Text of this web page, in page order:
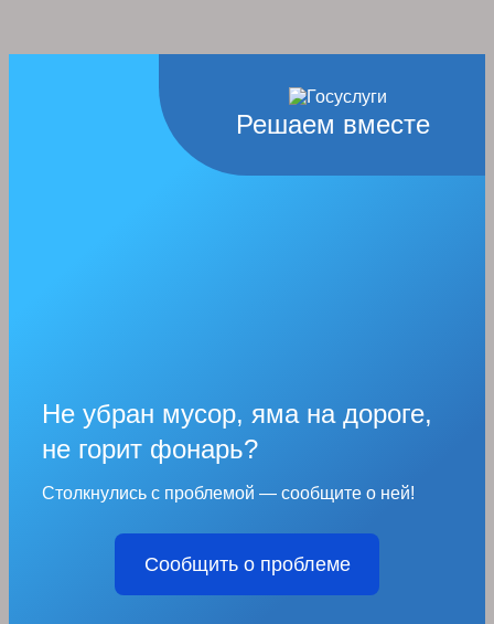
Решаем вместе
Не убран мусор, яма на дороге,
не горит фонарь?
Столкнулись с проблемой — сообщите о ней!
Сообщить о проблеме